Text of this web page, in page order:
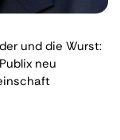
und die Wurst:
neu